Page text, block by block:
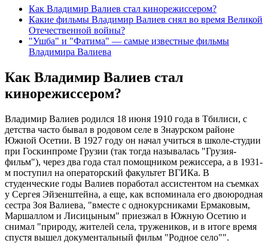
Как Владимир Валиев стал кинорежиссером?
Какие фильмы Владимир Валиев снял во время Великой
Отечественной войны?
"Ушба" и "Фатима" — самые известные фильмы
Владимира Валиева
Как Владимир Валиев стал
кинорежиссером?
Владимир Валиев родился 18 июня 1910 года в Тбилиси, с
детства часто бывал в родовом селе в Знаурском районе
Южной Осетии. В 1927 году он начал учиться в школе-студии
при Госкинпроме Грузии (так тогда называлась "Грузия-
фильм"), через два года стал помощником режиссера, а в 1931-
м поступил на операторский факультет ВГИКа. В
студенческие годы Валиев поработал ассистентом на съемках
у Сергея Эйзенштейна, а еще, как вспоминала его двоюродная
сестра Зоя Валиева, "вместе с однокурсниками Ермаковым,
Маршаллом и Лисицыным" приезжал в Южную Осетию и
снимал "природу, жителей села, тружеников, и в итоге время
спустя вышел документальный фильм "Родное село"".